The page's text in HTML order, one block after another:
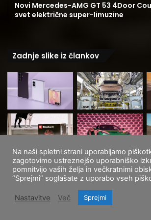
Novi Mercedes-AMG GT 53 4Door
svet električne super-limuzine
Zadnje slike iz člankov
Na naši spletni strani uporabljamo
zagotovimo ustreznejšo uporabniško
pomnitvijo vaših želja in večkratnimi
“Sprejmi” soglašate z uporabo vseh
Nastavitve Več Sprejmi